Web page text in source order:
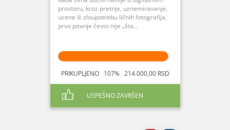
prostoru, kroz pretnje, uznemiravanje,
ucene ili zloupotrebu ličnih fotografija,
prvo pitanje često nije „šta...
PRIKUPLJENO 107% 214.000,00 RSD
USPEŠNO ZAVRŠEN